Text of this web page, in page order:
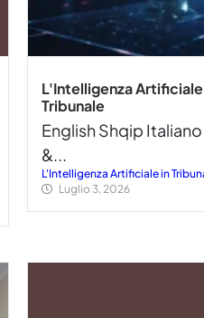
L'Intelligenza
Tribunale
English Shqip
&...
L'Intelligenza Artificiale in
Luglio 3, 2026